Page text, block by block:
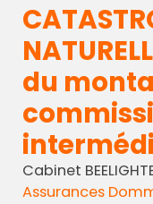
du
Cabinet
Assurances